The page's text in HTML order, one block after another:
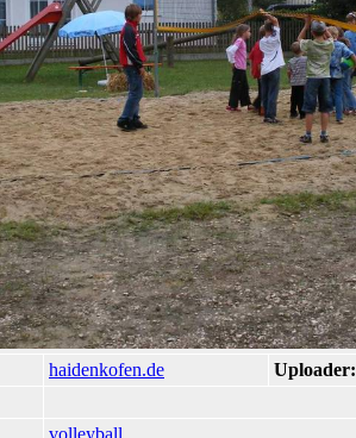
haidenkofen.de Uploader:
volleyball